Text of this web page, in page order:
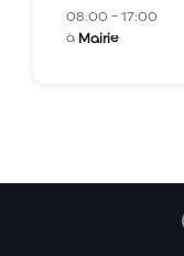
08:00 - 17:00
à Mairie